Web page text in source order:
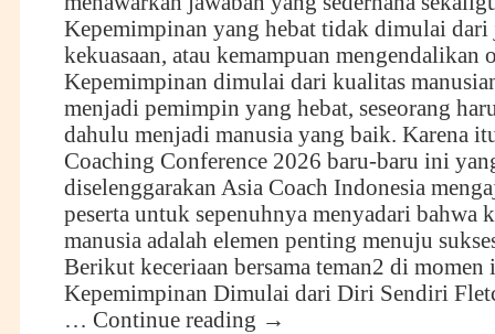
Kepemimpinan yang hebat tidak dimulai dari
kekuasaan, atau kemampuan mengendalikan
Kepemimpinan dimulai dari kualitas
menjadi pemimpin yang hebat, seseorang
dahulu menjadi manusia yang baik. Karena
Coaching Conference 2026 baru-baru ini
diselenggarakan Asia Coach Indonesia
peserta untuk sepenuhnya menyadari bahwa
manusia adalah elemen penting menuju
Berikut keceriaan bersama teman2 di momen
Kepemimpinan Dimulai dari Diri Sendiri
… Continue reading →